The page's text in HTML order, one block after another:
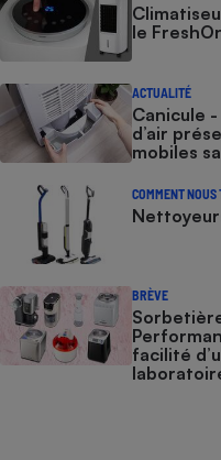
le
ACTUALITÉ
Canicule
d’air
mobiles
COMMENT NOUS
BRÈVE
facilité